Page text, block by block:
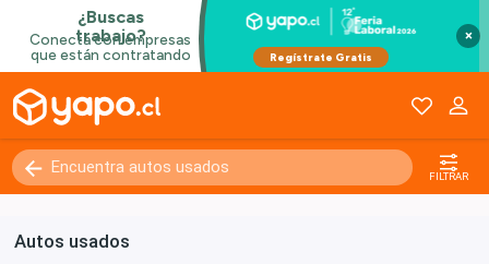
×
FILTRAR
Autos usados